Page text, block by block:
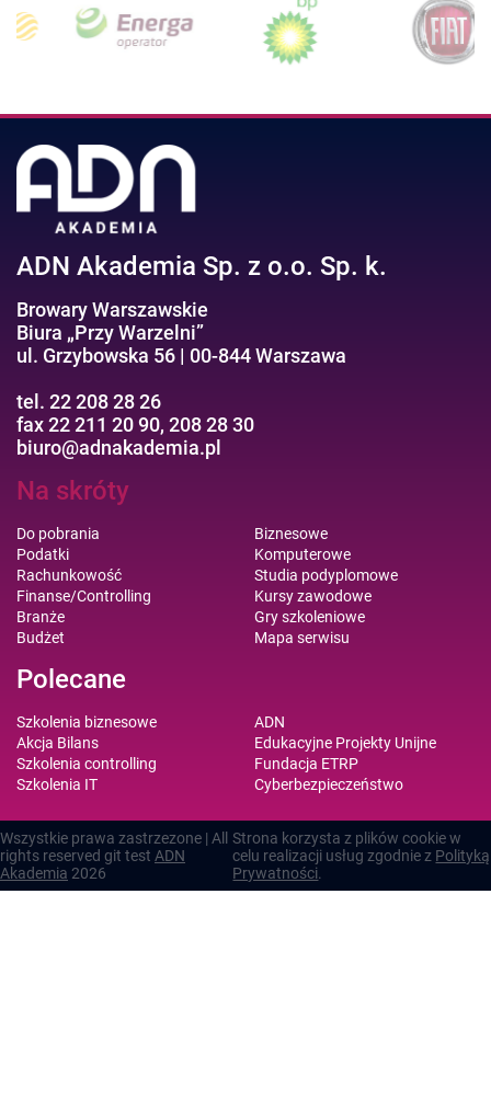
ADN Akademia Sp. z o.o. Sp. k.
Browary Warszawskie
Biura „Przy Warzelni”
ul. Grzybowska 56 | 00-844 Warszawa
tel. 22 208 28 26
fax 22 211 20 90, 208 28 30
biuro@adnakademia.pl
Na skróty
Do pobrania
Podatki
Rachunkowość
Finanse/Controlling
Branże
Budżet
Biznesowe
Komputerowe
Studia podyplomowe
Kursy zawodowe
Gry szkoleniowe
Mapa serwisu
Polecane
Szkolenia biznesowe
Akcja Bilans
Szkolenia controlling
Szkolenia IT
ADN
Edukacyjne Projekty Unijne
Fundacja ETRP
Cyberbezpieczeństwo
Wszystkie prawa zastrzezone | All
rights reserved git test ADN
Akademia 2026
Strona korzysta z plików cookie w
celu realizacji usług zgodnie z Polityką
Prywatności.